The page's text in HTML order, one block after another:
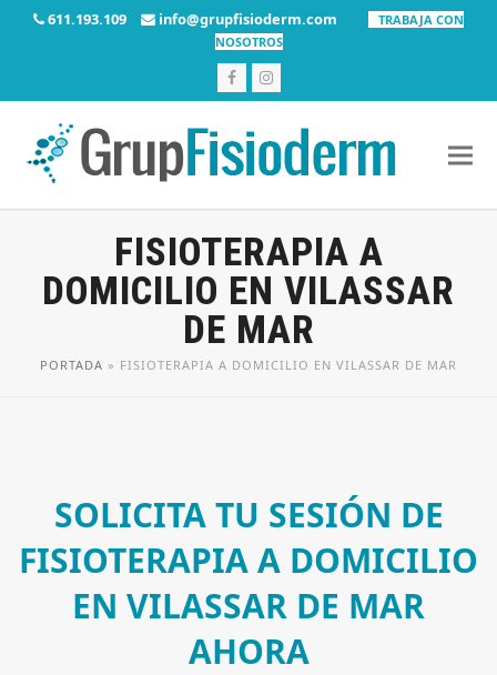
611.193.109 info@grupfisioderm.com
TRABAJA CON
NOSOTROS
FacebookInstagram
FISIOTERAPIA A
DOMICILIO EN VILASSAR
DE MAR
PORTADA » FISIOTERAPIA A DOMICILIO EN VILASSAR DE MAR
SOLICITA TU SESIÓN DE
FISIOTERAPIA A DOMICILIO
EN VILASSAR DE MAR
AHORA